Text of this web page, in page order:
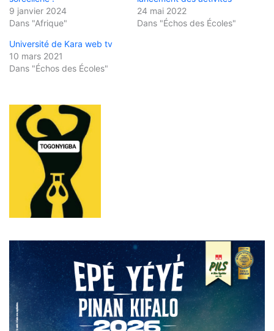
9 janvier 2024
Dans "Afrique"
24 mai 2022
Dans "Échos des Écoles"
Université de Kara web tv
10 mars 2021
Dans "Échos des Écoles"